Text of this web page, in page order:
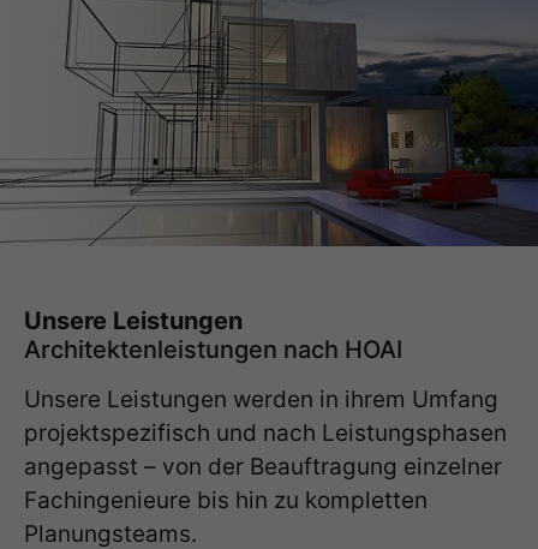
Unsere Leistungen
Architektenleistungen nach HOAI
Unsere Leistungen werden in ihrem Umfang
projektspezifisch und nach Leistungsphasen
angepasst – von der Beauftragung einzelner
Fachingenieure bis hin zu kompletten
Planungsteams.